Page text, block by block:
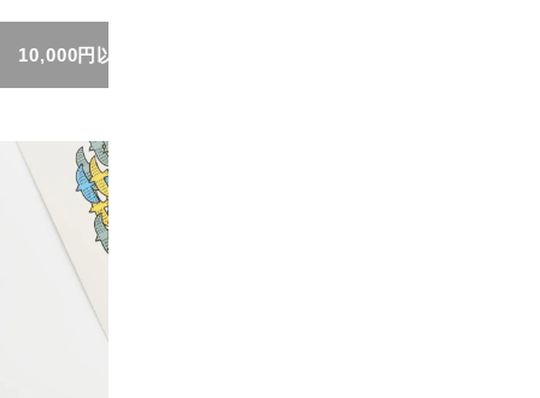
10,000円以上お買い上げで送料無料!!